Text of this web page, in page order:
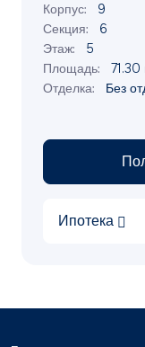
Корпус:
9
Секция:
6
Этаж:
5
Площадь:
71.30
Отделка:
Без
Ипотека